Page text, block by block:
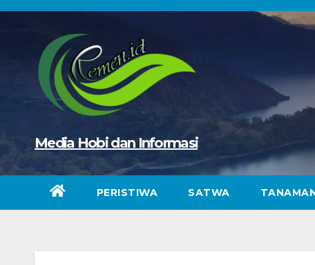
Skip
Media Hobi dan Informasi
PERISTIWA SATWA